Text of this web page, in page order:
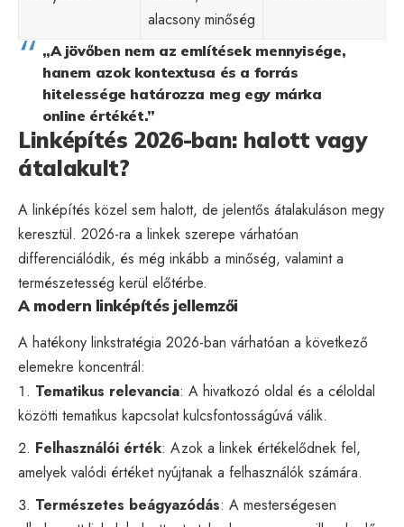
alacsony minőség
„A jövőben nem az említések mennyisége,
hanem azok kontextusa és a forrás
hitelessége határozza meg egy márka
online értékét.”
Linképítés 2026-ban: halott vagy
átalakult?
A linképítés közel sem halott, de jelentős átalakuláson megy
keresztül. 2026-ra a linkek szerepe várhatóan
differenciálódik, és még inkább a minőség, valamint a
természetesség kerül előtérbe.
A modern linképítés jellemzői
A hatékony linkstratégia 2026-ban várhatóan a következő
elemekre koncentrál:
Tematikus relevancia: A hivatkozó oldal és a céloldal
közötti tematikus kapcsolat kulcsfontosságúvá válik.
Felhasználói érték: Azok a linkek értékelődnek fel,
amelyek valódi értéket nyújtanak a felhasználók számára.
Természetes beágyazódás: A mesterségesen